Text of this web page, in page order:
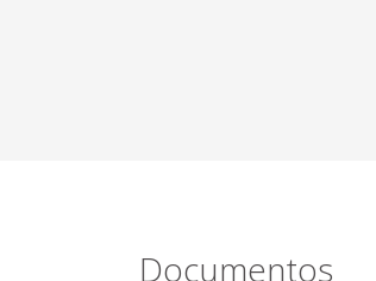
Documentos